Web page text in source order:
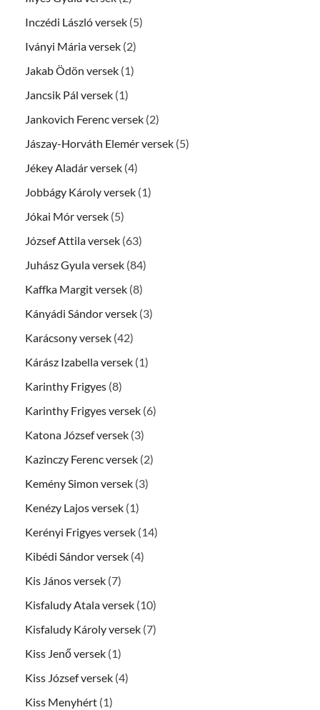
Inczédi László versek (5)
Iványi Mária versek (2)
Jakab Ödön versek (1)
Jancsik Pál versek (1)
Jankovich Ferenc versek (2)
Jászay-Horváth Elemér versek (5)
Jékey Aladár versek (4)
Jobbágy Károly versek (1)
Jókai Mór versek (5)
József Attila versek (63)
Juhász Gyula versek (84)
Kaffka Margit versek (8)
Kányádi Sándor versek (3)
Karácsony versek (42)
Kárász Izabella versek (1)
Karinthy Frigyes (8)
Karinthy Frigyes versek (6)
Katona József versek (3)
Kazinczy Ferenc versek (2)
Kemény Simon versek (3)
Kenézy Lajos versek (1)
Kerényi Frigyes versek (14)
Kibédi Sándor versek (4)
Kis János versek (7)
Kisfaludy Atala versek (10)
Kisfaludy Károly versek (7)
Kiss Jenő versek (1)
Kiss József versek (4)
Kiss Menyhért (1)